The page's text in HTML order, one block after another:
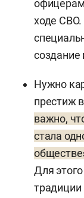
ходе
создание
Нужно
престиж
важно,
стала
Для
традиции